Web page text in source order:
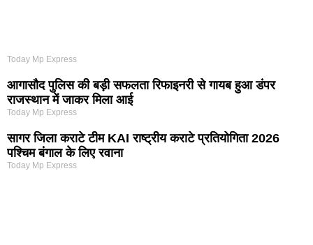
Today Mp Express
आगासौद पुलिस की बड़ी सफलता रिफाइनरी से गायब हुआ डंपर
राजस्थान में जाकर मिला आई
Today Mp Express
सागर जिला कराटे टीम KAI राष्ट्रीय कराटे प्रतियोगिता 2026
पश्चिम बंगाल के लिए रवाना
Today Mp Express